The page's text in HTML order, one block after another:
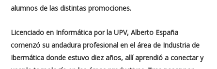
alumnos de las distintas promociones.
Licenciado en Informática por la UPV, Alberto España
comenzó su andadura profesional en el área de Industria de
Ibermática donde estuvo diez años, allí aprendió a conectar y